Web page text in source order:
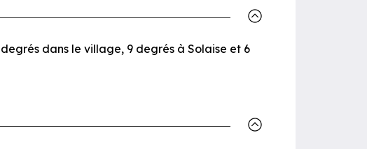
dans le village, 9 degrés à Solaise et 6